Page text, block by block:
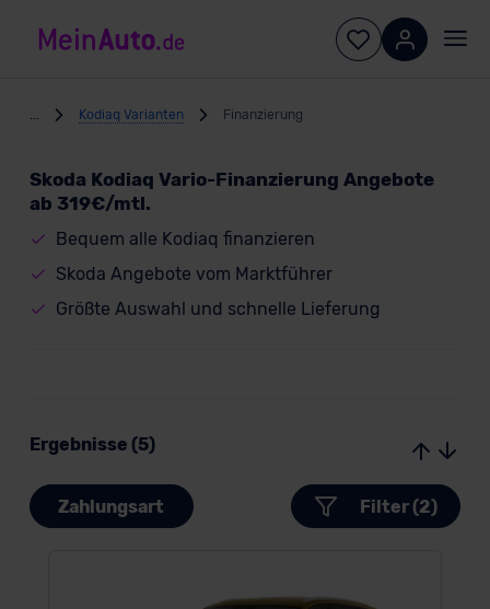
Kodiaq Varianten Finanzierung
Skoda Kodiaq Vario-Finanzierung Angebote
ab 319€/mtl.
Bequem alle Kodiaq finanzieren
Skoda Angebote vom Marktführer
Größte Auswahl und schnelle Lieferung
Ergebnisse (5)
Zahlungsart Filter (2)